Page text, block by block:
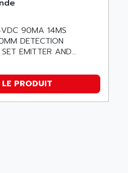
90MA 14MS
DETECTION
EMITTER AND...
PRODUIT